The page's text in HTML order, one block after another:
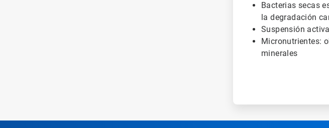
Bacterias secas
la degradación
Suspensión
Micronutrientes:
minerales